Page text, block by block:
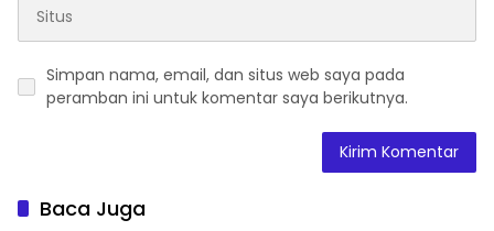
Simpan nama, email, dan situs web saya pada
peramban ini untuk komentar saya berikutnya.
Baca Juga